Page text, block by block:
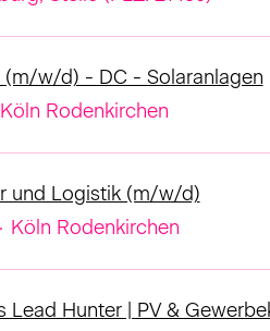
(m/w/d) - DC - Solaranlagen
Köln Rodenkirchen
und Logistik (m/w/d)
· Köln Rodenkirchen
Hunter | PV &